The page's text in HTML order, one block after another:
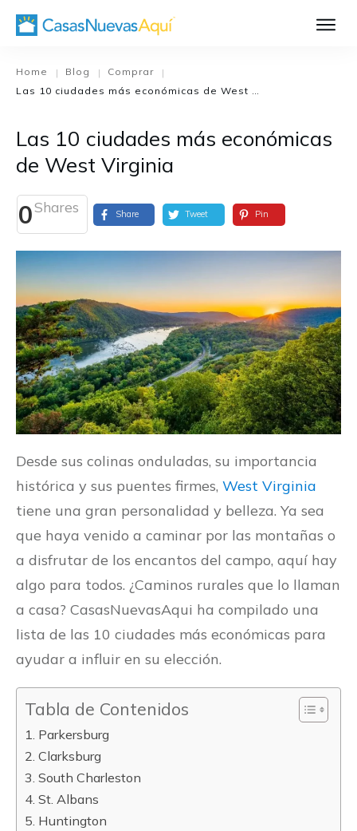
El Proceso de
Home | Blog | Comprar
|
Las 10 ciudades más económicas de West Virginia
Las 10 ciudades más económicas
de West Virginia
0Shares Share Tweet Pin
Desde sus colinas onduladas, su importancia
histórica y sus puentes firmes, West Virginia
tiene una gran personalidad y belleza. Ya sea
que haya venido a caminar por las montañas o
a disfrutar de los encantos del campo, aquí hay
algo para todos. ¿Caminos rurales que lo llaman
a casa? CasasNuevasAqui ha compilado una
lista de las 10 ciudades más económicas para
ayudar a influir en su elección.
Tabla de Contenidos
1. Parkersburg
2. Clarksburg
3. South Charleston
4. St. Albans
5. Huntington